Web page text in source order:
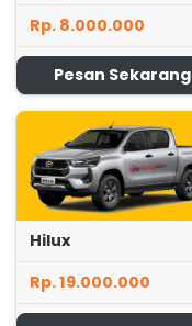
Rp. 8.000.000
Pesan Sekarang
Hilux
Rp. 19.000.000